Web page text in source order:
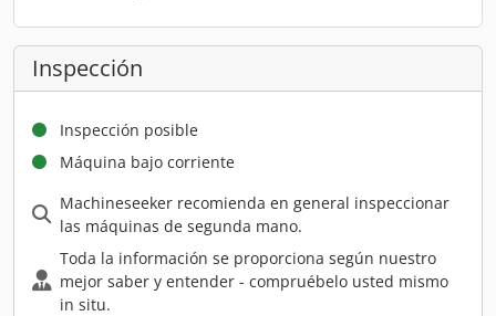
Inspección
Inspección posible
Máquina bajo corriente
Machineseeker recomienda en general inspeccionar
las máquinas de segunda mano.
Toda la información se proporciona según nuestro
mejor saber y entender - compruébelo usted mismo
in situ.